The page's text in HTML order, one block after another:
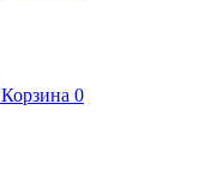
Корзина 0